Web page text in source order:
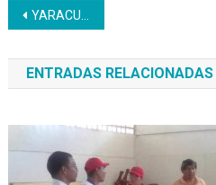
Navegación
de
entradas
YARACUY | En Valle Verde las mujeres aprenden la técnica en repostería y pastelería
ENTRADAS RELACIONADAS